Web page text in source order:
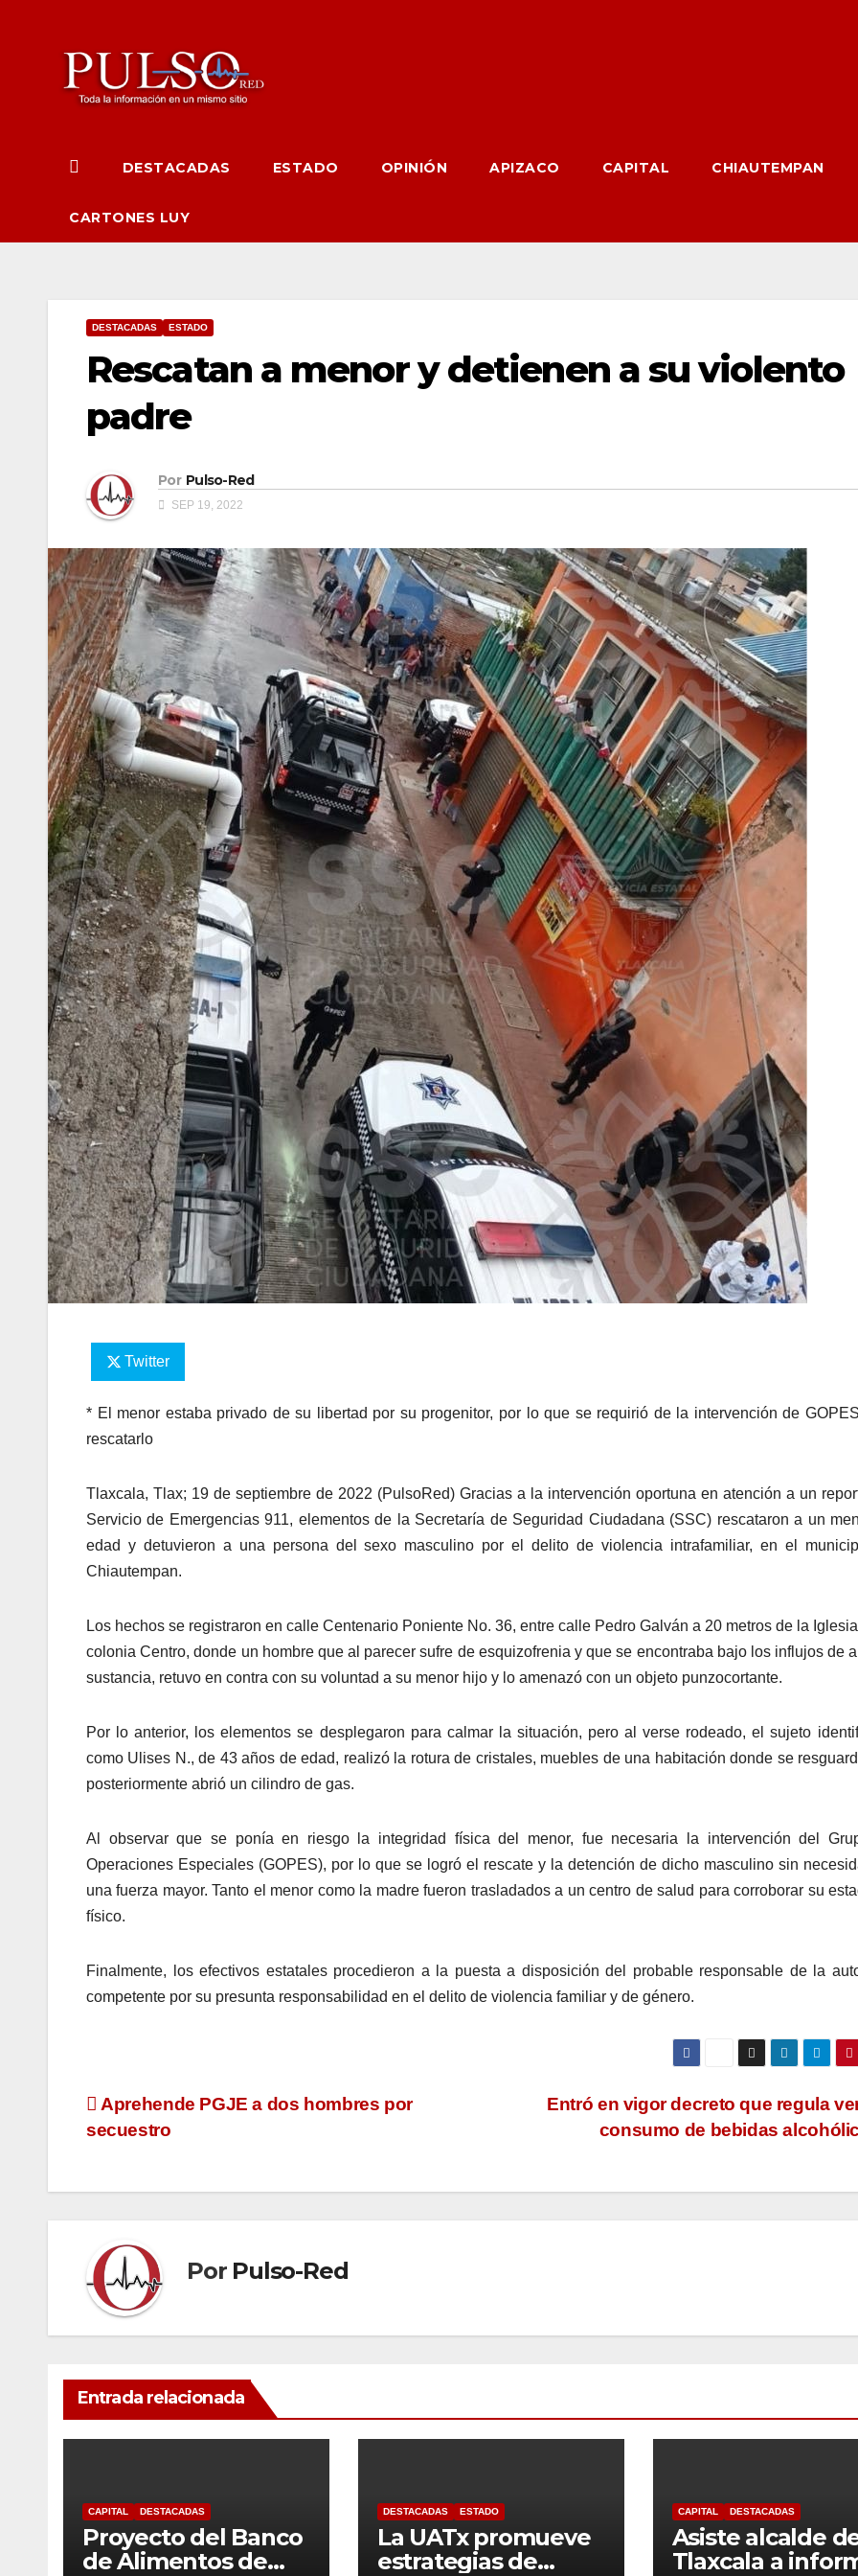
DESTACADAS ESTADO OPINIÓN APIZACO CAPITAL CHIAUTEMPAN
CARTONES LUY
DESTACADAS ESTADO
Rescatan a menor y detienen a su violento
padre
Por Pulso-Red
SEP 19, 2022
Twitter
* El menor estaba privado de su libertad por su progenitor, por lo que se requirió de la intervención de
rescatarlo
Tlaxcala, Tlax; 19 de septiembre de 2022 (PulsoRed) Gracias a la intervención oportuna en atención a un
Servicio de Emergencias 911, elementos de la Secretaría de Seguridad Ciudadana (SSC) rescataron a un
edad y detuvieron a una persona del sexo masculino por el delito de violencia intrafamiliar, en el
Chiautempan.
Los hechos se registraron en calle Centenario Poniente No. 36, entre calle Pedro Galván a 20 metros de la
colonia Centro, donde un hombre que al parecer sufre de esquizofrenia y que se encontraba bajo los influjos de
sustancia, retuvo en contra con su voluntad a su menor hijo y lo amenazó con un objeto punzocortante.
Por lo anterior, los elementos se desplegaron para calmar la situación, pero al verse rodeado, el sujeto
como Ulises N., de 43 años de edad, realizó la rotura de cristales, muebles de una habitación donde se
posteriormente abrió un cilindro de gas.
Al observar que se ponía en riesgo la integridad física del menor, fue necesaria la intervención del
Operaciones Especiales (GOPES), por lo que se logró el rescate y la detención de dicho masculino sin
una fuerza mayor. Tanto el menor como la madre fueron trasladados a un centro de salud para corroborar su
físico.
Finalmente, los efectivos estatales procedieron a la puesta a disposición del probable responsable de la
competente por su presunta responsabilidad en el delito de violencia familiar y de género.
Navegación
entradas
Entró en vigor decreto que regula
consumo de bebidas
Aprehende PGJE a dos hombres por
secuestro
Por Pulso-Red
Entrada relacionada
CAPITAL DESTACADAS
Proyecto del Banco
de Alimentos de
DESTACADAS ESTADO
La UATx promueve
estrategias de
CAPITAL DESTACADAS
Asiste alcalde
Tlaxcala a